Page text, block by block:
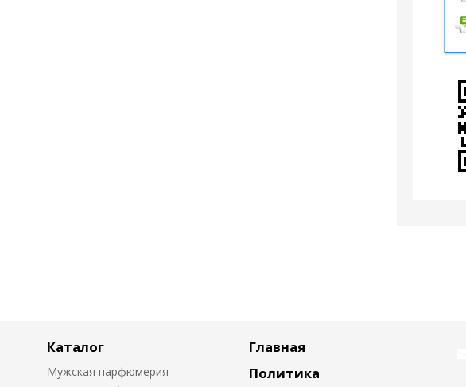
Каталог
Мужская парфюмерия
Главная
Политика